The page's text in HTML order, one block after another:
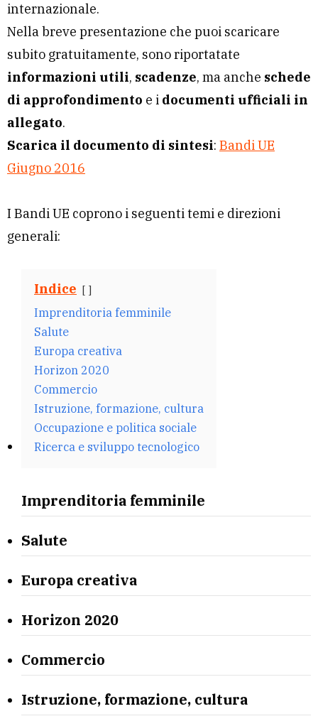
internazionale.
Nella breve presentazione che puoi scaricare
subito gratuitamente, sono riportatate
informazioni utili, scadenze, ma anche schede
di approfondimento e i documenti ufficiali in
allegato.
Scarica il documento di sintesi: Bandi UE
Giugno 2016
I Bandi UE coprono i seguenti temi e direzioni
generali:
Indice
Imprenditoria femminile
Salute
Europa creativa
Horizon 2020
Commercio
Istruzione, formazione, cultura
Occupazione e politica sociale
Ricerca e sviluppo tecnologico
Imprenditoria femminile
Salute
Europa creativa
Horizon 2020
Commercio
Istruzione, formazione, cultura